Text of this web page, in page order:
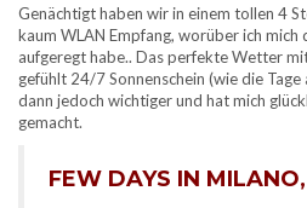
Genächtigt haben wir in einem tollen 4
kaum WLAN Empfang, worüber ich mich
aufgeregt habe.. Das perfekte Wetter
gefühlt 24/7 Sonnenschein (wie die
dann jedoch wichtiger und hat mich
gemacht.
FEW DAYS IN